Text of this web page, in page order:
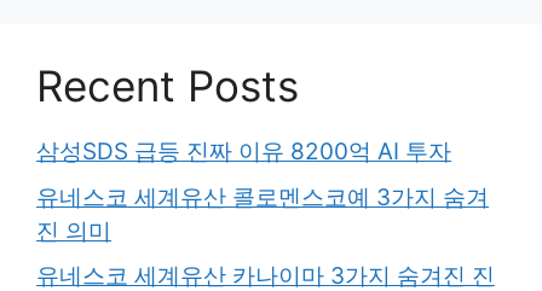
Recent Posts
삼성SDS 급등 진짜 이유 8200억 AI 투자
유네스코 세계유산 콜로멘스코예 3가지 숨겨
진 의미
유네스코 세계유산 카나이마 3가지 숨겨진 진